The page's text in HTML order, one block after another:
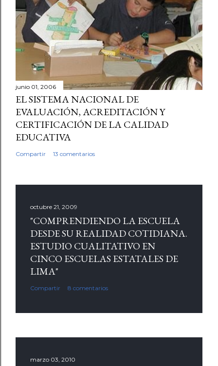
junio 01, 2006
EL SISTEMA NACIONAL DE
EVALUACIÓN, ACREDITACIÓN Y
CERTIFICACIÓN DE LA CALIDAD
EDUCATIVA
Compartir 13 comentarios
octubre 21, 2009
"COMPRENDIENDO LA ESCUELA
DESDE SU REALIDAD COTIDIANA.
ESTUDIO CUALITATIVO EN
CINCO ESCUELAS ESTATALES DE
LIMA"
Compartir 8 comentarios
marzo 03, 2010